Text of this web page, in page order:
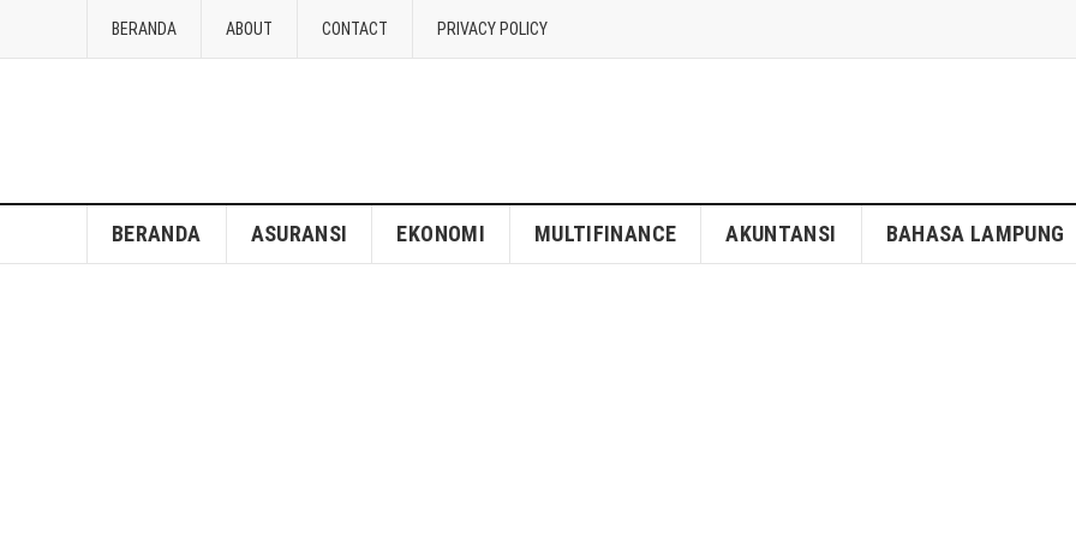
BERANDA ABOUT CONTACT PRIVACY POLICY
BERANDA ASURANSI EKONOMI MULTIFINANCE AKUNTANSI BAHASA LAMPUNG